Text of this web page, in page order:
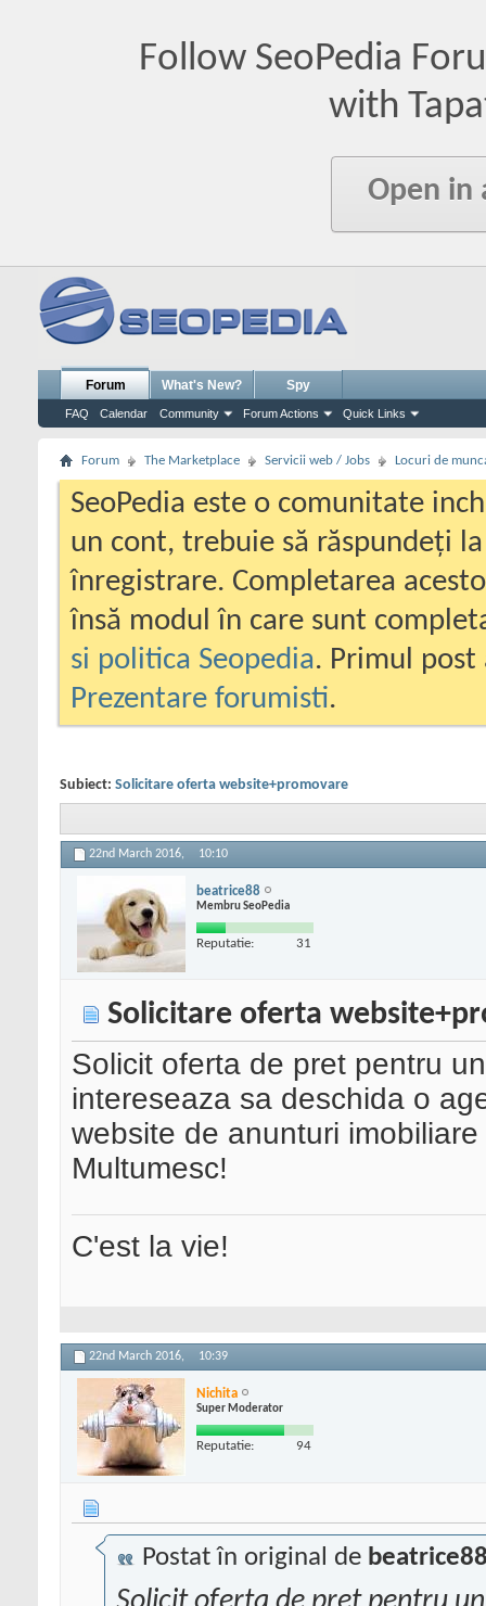
Follow SeoPedia
with
Open in
Forum
FAQ Calendar Community Forum Actions Quick Links
What's New? Spy
Forum The Marketplace Servicii web / Jobs Locuri de
SeoPedia este o comunitate
un cont, trebuie să răspundeți
înregistrare. Completarea
însă modul în care sunt
si politica Seopedia. Primul
Prezentare forumisti.
Subiect: Solicitare oferta website+promovare
22nd March 2016, 10:10
beatrice88
Membru SeoPedia
Reputatie: 31
Solicitare oferta
Solicit oferta de pret pentru
intereseaza sa deschida o
website de anunturi
Multumesc!
C'est la vie!
22nd March 2016, 10:39
Nichita
Super Moderator
Reputatie: 94
Postat în original de